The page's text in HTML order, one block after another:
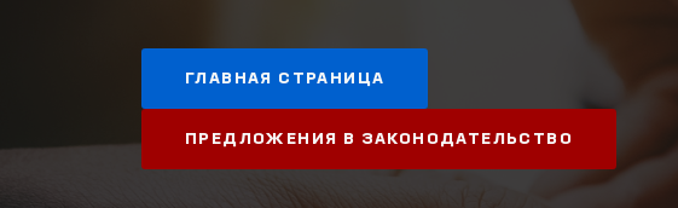
ГЛАВНАЯ СТРАНИЦА
ПРЕДЛОЖЕНИЯ В ЗАКОНОДАТЕЛЬСТВО